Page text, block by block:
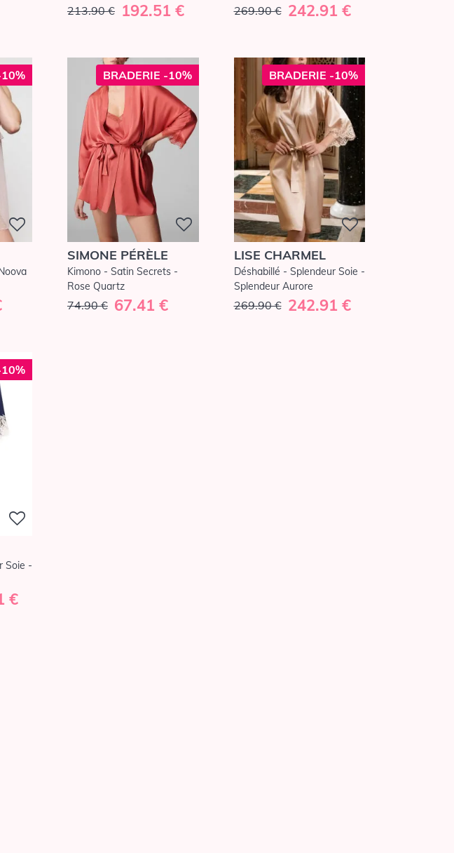
213.90 € 192.51 € 269.90 € 242.91 €
BRADERIE -10%
SIMONE PÉRÈLE
Kimono - Satin Secrets -
Rose Quartz
74.90 € 67.41 €
BRADERIE -10%
LISE CHARMEL
Déshabillé - Splendeur Soie -
Splendeur Aurore
269.90 € 242.91 €
Soie -
€